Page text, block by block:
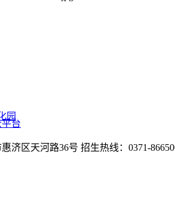
园
台
济区天河路36号 招生热线：0371-